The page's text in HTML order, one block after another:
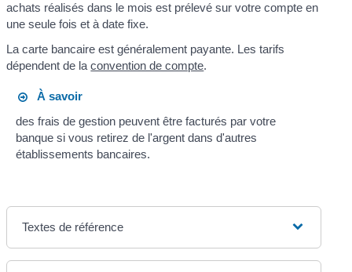
achats réalisés dans le mois est prélevé sur votre compte en
une seule fois et à date fixe.
La carte bancaire est généralement payante. Les tarifs
dépendent de laconvention de compte.
À savoir
des frais de gestion peuvent être facturés par votre
banque si vous retirez de l'argent dans d'autres
établissements bancaires.
Textes de référence